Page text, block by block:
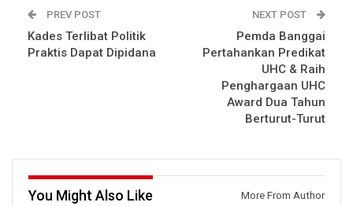
PREV POST
Kades Terlibat Politik
Praktis Dapat Dipidana
NEXT POST
Pemda Banggai
Pertahankan Predikat
UHC & Raih
Penghargaan UHC
Award Dua Tahun
Berturut-Turut
You Might Also Like More From Author